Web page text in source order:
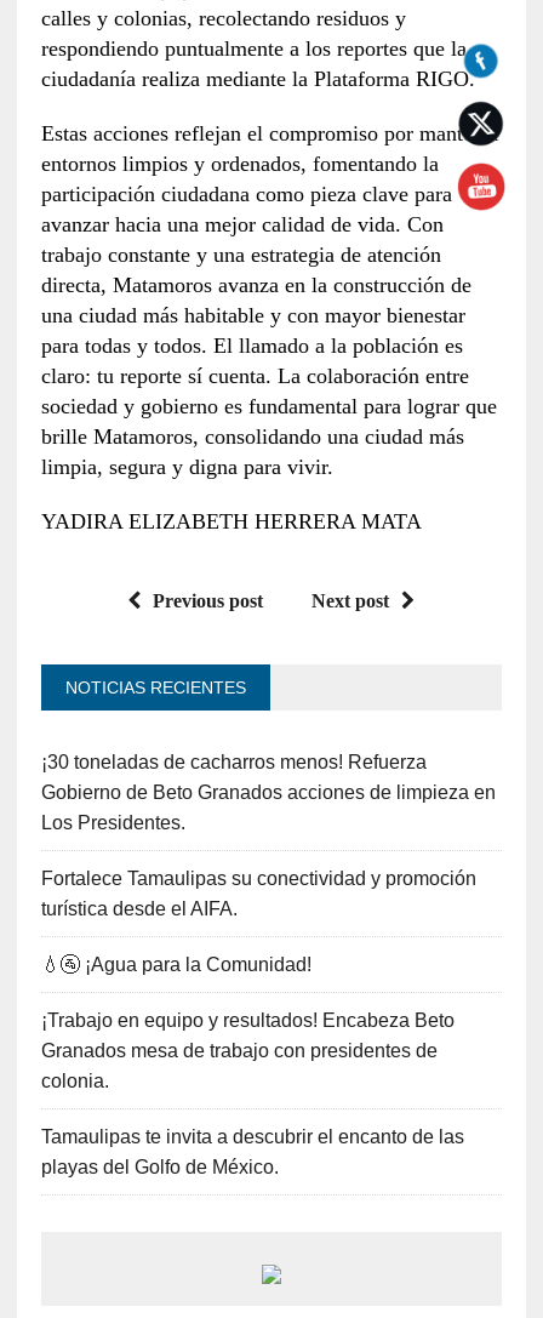
calles y colonias, recolectando residuos y
respondiendo puntualmente a los reportes que la
ciudadanía realiza mediante la Plataforma RIGO.
Estas acciones reflejan el compromiso por mantener
entornos limpios y ordenados, fomentando la
participación ciudadana como pieza clave para
avanzar hacia una mejor calidad de vida. Con
trabajo constante y una estrategia de atención
directa, Matamoros avanza en la construcción de
una ciudad más habitable y con mayor bienestar
para todas y todos. El llamado a la población es
claro: tu reporte sí cuenta. La colaboración entre
sociedad y gobierno es fundamental para lograr que
brille Matamoros, consolidando una ciudad más
limpia, segura y digna para vivir.
YADIRA ELIZABETH HERRERA MATA
Previous post Next post
NOTICIAS RECIENTES
¡30 toneladas de cacharros menos! Refuerza
Gobierno de Beto Granados acciones de limpieza en
Los Presidentes.
Fortalece Tamaulipas su conectividad y promoción
turística desde el AIFA.
💧🚰 ¡Agua para la Comunidad!
¡Trabajo en equipo y resultados! Encabeza Beto
Granados mesa de trabajo con presidentes de
colonia.
Tamaulipas te invita a descubrir el encanto de las
playas del Golfo de México.